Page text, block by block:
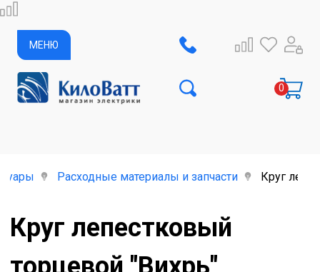
МЕНЮ
Расходные материалы и запчасти Круг
Круг лепестковый